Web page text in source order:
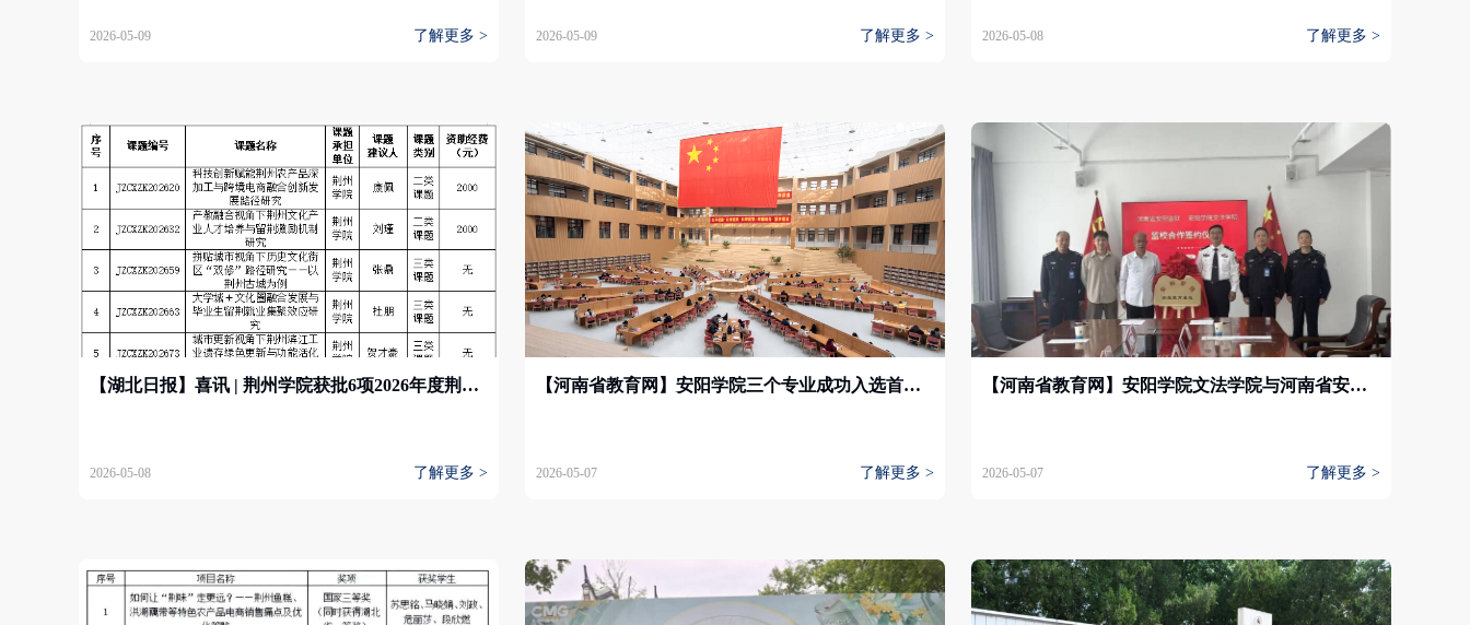
2026-05-09 了解更多 > 2026-05-09 了解更多 > 2026-05-08 了解更多 >
【湖北日报】喜讯 | 荆州学院获批6项2026年度荆州市科技创新智库研究课题立项
2026-05-08 了解更多 >
【河南省教育网】安阳学院三个专业成功入选首批河南省优势特色本科专业集群立项培育名单
2026-05-07 了解更多 >
【河南省教育网】安阳学院文法学院与河南省安阳监狱监校合作签约授牌仪式顺利举行
2026-05-07 了解更多 >